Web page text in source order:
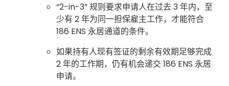
“2-in-3” 规则要求申请人在过去 3 年内，至
少有 2 年为同一担保雇主工作，才能符合
186 ENS 永居通道的条件。
如果持有人现有签证的剩余有效期足够完成
2 年的工作期，仍有机会递交 186 ENS 永居
申请。